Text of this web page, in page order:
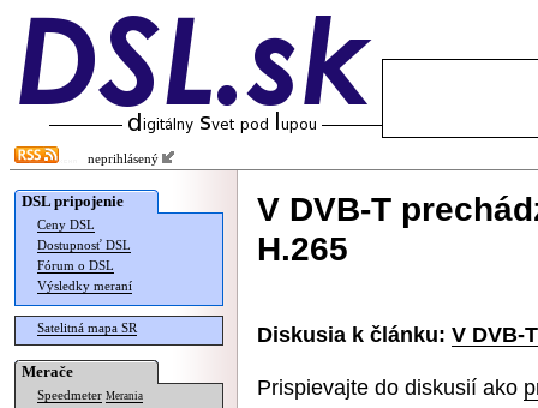
neprihlásený
DSL pripojenie
Ceny DSL
Dostupnosť DSL
Fórum o DSL
Výsledky meraní
Satelitná mapa SR
Merače
Speedmeter Merania
V DVB-T
H.265
Diskusia k článku: V DVB-
Prispievajte do diskusií ako